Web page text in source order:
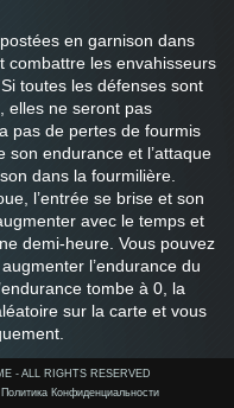
en garnison dans
combattre les envahisseurs
toutes les défenses sont
elles ne seront pas
pas de pertes de fourmis
son endurance et l’attaque
dans la fourmilière.
l’entrée se brise et son
avec le temps et
demi-heure. Vous pouvez
l’endurance du
tombe à 0, la
sur la carte et vous
peuvent être construits.
le nombre total de
modifier les formations
- ALL RIGHTS RESERVED
Политика Конфиденциальности